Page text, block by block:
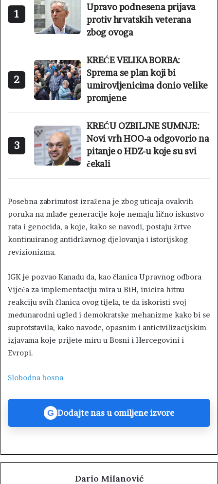
1
Upravo podnesena prijava
protiv hrvatskih veterana
zbog ovoga
2
KREĆE VELIKA BORBA:
Sprema se plan koji bi
umirovljenicima donio velike
promjene
3
KREĆU OZBILJNE SUMNJE:
Novi vrh HOO-a odgovorio na
pitanje o HDZ-u koje su svi
čekali
Posebna zabrinutost izražena je zbog uticaja ovakvih
poruka na mlađe generacije koje nemaju lično iskustvo
rata i genocida, a koje, kako se navodi, postaju žrtve
kontinuiranog antidržavnog djelovanja i istorijskog
revizionizma.
IGK je pozvao Kanadu da, kao članica Upravnog odbora
Vijeća za implementaciju mira u BiH, inicira hitnu
reakciju svih članica ovog tijela, te da iskoristi svoj
međunarodni ugled i demokratske mehanizme kako bi se
suprotstavila, kako navode, opasnim i anticivilizacijskim
izjavama koje prijete miru u Bosni i Hercegovini i
Evropi.
Slobodna bosna
G Dodajte nas u omiljene izvore
Dario Milanović